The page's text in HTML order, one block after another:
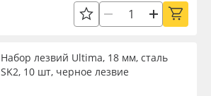
Набор лезвий Ultima, 18 мм, сталь
SK2, 10 шт, черное лезвие